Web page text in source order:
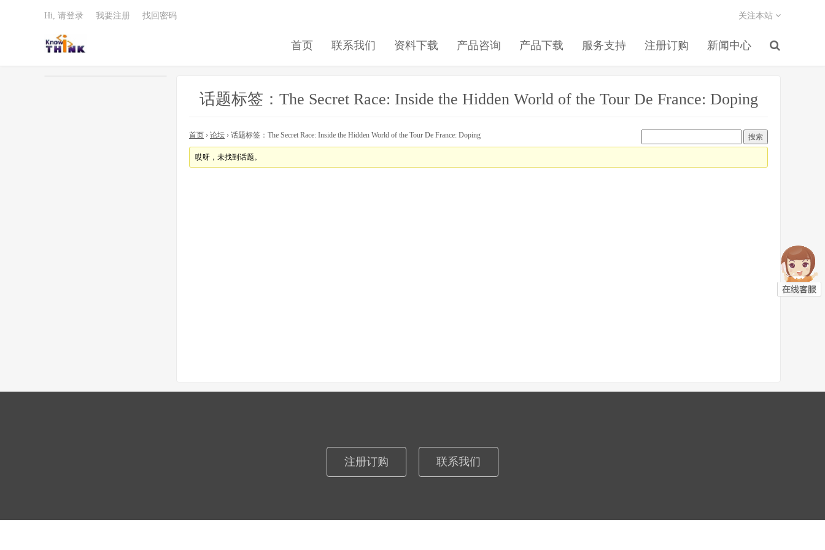
首页 联系我们 资料下载 产品咨询 产品下载 服务支持 注册订购 新闻中心
关注本站
Hi, 请登录 我要注册 找回密码
话题标签：The Secret Race: Inside the Hidden World of the Tour De France: Doping
首页 › 论坛 › 话题标签：The Secret Race: Inside the Hidden World of the Tour De France: Doping
哎呀，未找到话题。
注册订购 联系我们